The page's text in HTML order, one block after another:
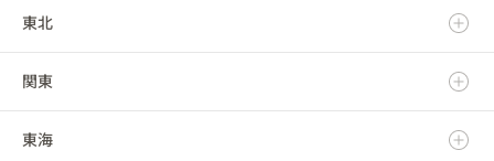
北海道
東北
青森県
岩手県
関東
茨城県
東海